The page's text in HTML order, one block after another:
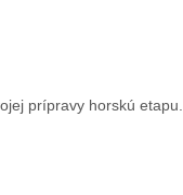
prípravy horskú etapu.